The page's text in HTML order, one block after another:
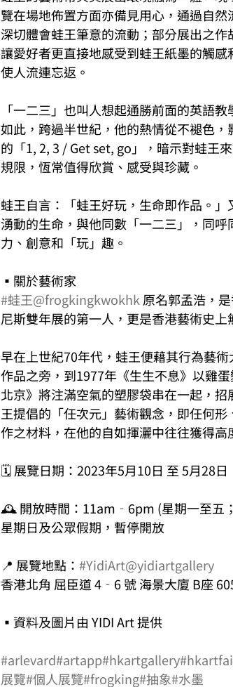
覽在場地佈置方面亦備見用心，通過自
深切體會蛙王筆意的流動；部分展出之
讓愛好者更直接地感受到蛙王紙墨的觸
使人流連忘返。
「一二三」也叫人想起通勝前面的英語
如此，跨過半世紀，他的熱情從不褪色
的「1, 2, 3 / Get set, go」，暗示對蛙王
規限，恆常值得欣賞、感受與珍藏。
蛙王自言：「蛙王好玩，生命即作品。
湧動的生命，與他同數「一二三」，同
力、創意和「玩」趣。
▪關於藝術家
#蛙王@frogkingkwokhk 原名郭孟浩，
尼斯雙年展的第一人，更是香港藝術史上
早在上世紀70年代，蛙王便藉其行為藝
作品之旁，到1977年《生生不息》以雞
北京》將注滿空氣的塑膠袋串在一起，
王提倡的「任次元」藝術觀念，即任何
作之材料，在他的自如揮灑中往往獲得高
🗓️ 展覽日期：2023年5月10日 至 5月28日
🕰️ 開放時間：11am‐6pm (星期一至五
星期日及公眾假期，暫停開放
📍 展覽地點： #YidiArt@yidiartgallery
香港北角 屈臣道 4‐6 號 海景大廈 B座
▪資料及圖片由 YIDI Art 提供
#arlevard#artapp#hkartgallery
展覽#個人展覽#frogking#抽象#水墨